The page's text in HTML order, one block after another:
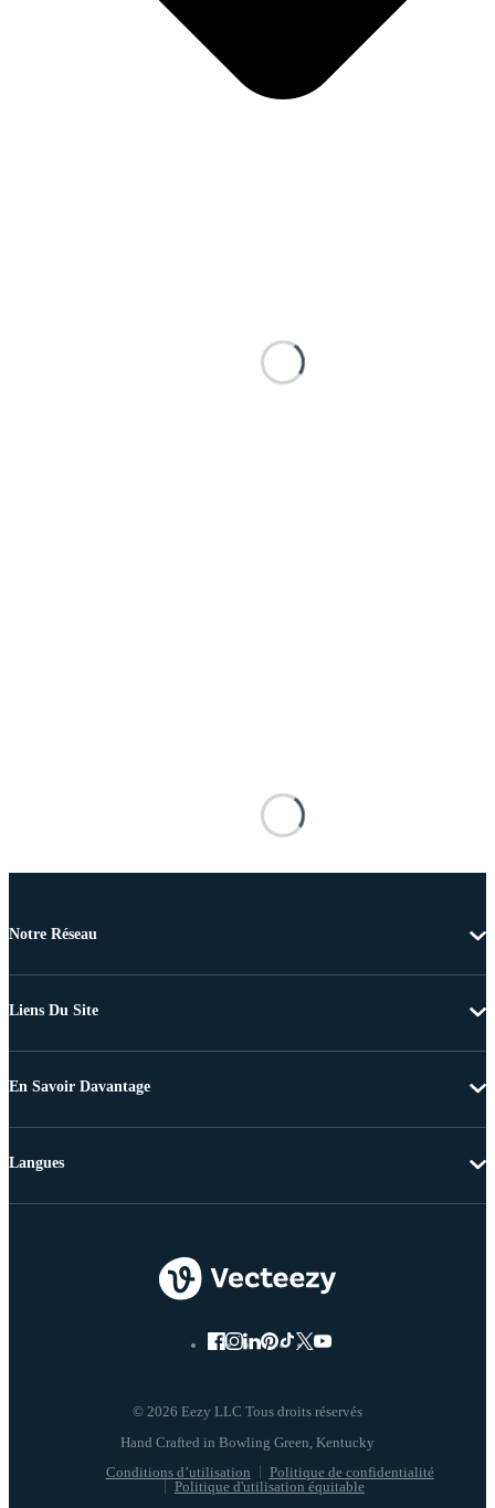
Notre Réseau
Liens Du Site
En Savoir Davantage
© 2026 Eezy LLC Tous droits réservés
Conditions d’utilisation
Politique de confidentialité
Politique d'utilisation équitable
Langues